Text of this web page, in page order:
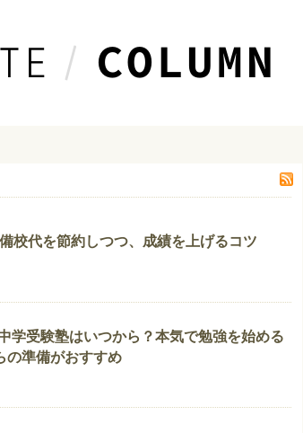
校代を節約しつつ、成績を上げるコツ
学受験塾はいつから？本気で勉強を始める
の準備がおすすめ